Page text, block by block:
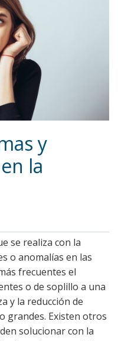
y
la
se realiza con la
o anomalías en las
frecuentes el
o de soplillo a una
y la reducción de
grandes. Existen otros
solucionar con la